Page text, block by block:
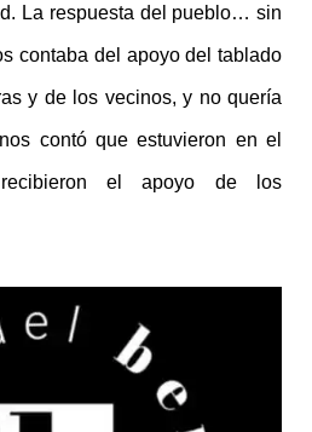
La respuesta del pueblo… sin
contaba del apoyo del tablado
y de los vecinos, y no quería
contó que estuvieron en el
el apoyo de los